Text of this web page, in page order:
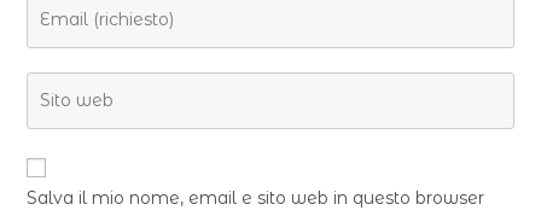
Salva il mio nome, email e sito web in questo browser